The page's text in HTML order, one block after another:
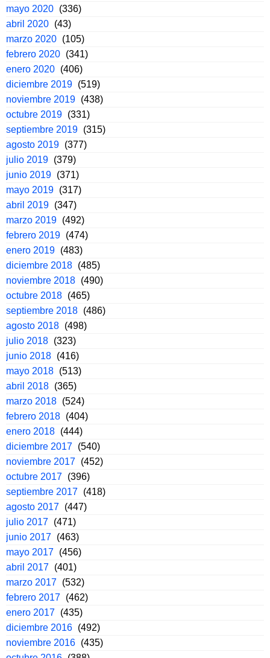
mayo 2020 (336)
abril 2020 (43)
marzo 2020 (105)
febrero 2020 (341)
enero 2020 (406)
diciembre 2019 (519)
noviembre 2019 (438)
octubre 2019 (331)
septiembre 2019 (315)
agosto 2019 (377)
julio 2019 (379)
junio 2019 (371)
mayo 2019 (317)
abril 2019 (347)
marzo 2019 (492)
febrero 2019 (474)
enero 2019 (483)
diciembre 2018 (485)
noviembre 2018 (490)
octubre 2018 (465)
septiembre 2018 (486)
agosto 2018 (498)
julio 2018 (323)
junio 2018 (416)
mayo 2018 (513)
abril 2018 (365)
marzo 2018 (524)
febrero 2018 (404)
enero 2018 (444)
diciembre 2017 (540)
noviembre 2017 (452)
octubre 2017 (396)
septiembre 2017 (418)
agosto 2017 (447)
julio 2017 (471)
junio 2017 (463)
mayo 2017 (456)
abril 2017 (401)
marzo 2017 (532)
febrero 2017 (462)
enero 2017 (435)
diciembre 2016 (492)
noviembre 2016 (435)